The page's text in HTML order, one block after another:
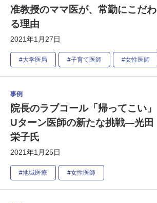
准教授のママ医が、常勤にこだわ
る理由
2021年1月27日
#大学医局 #子育て医師 #女性医師
事例
院長のラブコール「帰ってこい」
Uターン医師の新たな挑戦―光田
栄子氏
2021年1月25日
#地域医療 #女性医師